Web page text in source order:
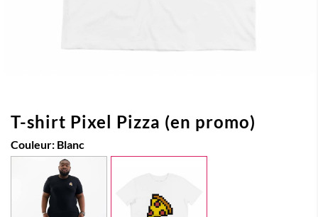
T-shirt Pixel Pizza (en promo)
Couleur: Blanc